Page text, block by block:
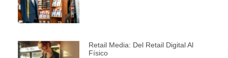
Retail Media: Del Retail Digital Al
Físico